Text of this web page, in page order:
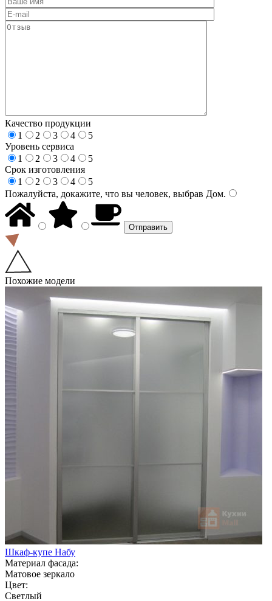
Качество продукции
1
2 3 4
5
Уровень сервиса
1
2 3 4
5
Срок изготовления
1
2 3 4
5
Пожалуйста, докажите, что вы человек, выбрав Дом.
Похожие модели
Шкаф-купе Набу
Материал фасада:
Матовое зеркало
Цвет:
Светлый